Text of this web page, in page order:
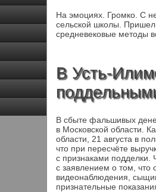
На эмоциях. Громко. С
сельской школы.
средневековые методы
В Усть-
В сбыте фальшивых
в Московской области.
области, 21 августа в
что при пересчёте
с признаками подделки.
с заявлением о том, что
видеонаблюдения,
признательные